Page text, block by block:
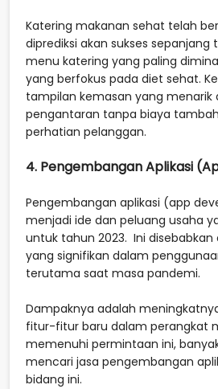
Katering makanan sehat telah
diprediksi akan sukses sepanjang
menu katering yang paling
yang berfokus pada diet sehat.
tampilan kemasan yang menarik
pengantaran tanpa biaya
perhatian pelanggan.
4. Pengembangan Aplikasi
Pengembangan aplikasi (app
menjadi ide dan peluang usaha
untuk tahun 2023. Ini
yang signifikan dalam
terutama saat masa pandemi.
Dampaknya adalah
fitur-fitur baru dalam perangkat
memenuhi permintaan ini,
mencari jasa pengembangan
bidang ini.